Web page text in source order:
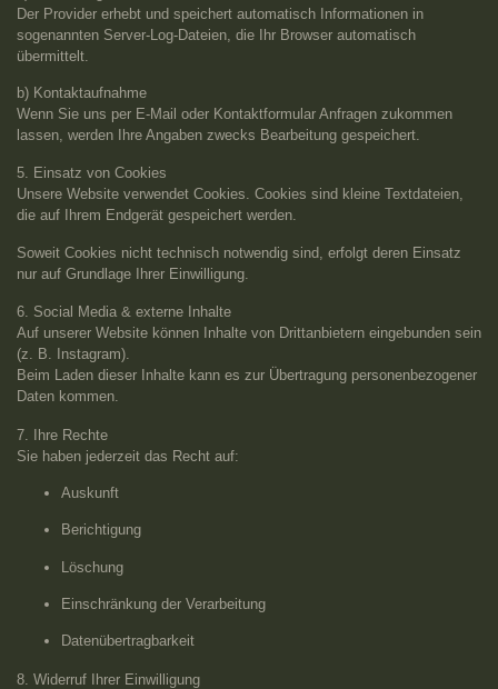
Der Provider erhebt und speichert automatisch Informationen in
sogenannten Server-Log-Dateien, die Ihr Browser automatisch
übermittelt.
b) Kontaktaufnahme
Wenn Sie uns per E-Mail oder Kontaktformular Anfragen zukommen
lassen, werden Ihre Angaben zwecks Bearbeitung gespeichert.
5. Einsatz von Cookies
Unsere Website verwendet Cookies. Cookies sind kleine Textdateien,
die auf Ihrem Endgerät gespeichert werden.
Soweit Cookies nicht technisch notwendig sind, erfolgt deren Einsatz
nur auf Grundlage Ihrer Einwilligung.
6. Social Media & externe Inhalte
Auf unserer Website können Inhalte von Drittanbietern eingebunden sein
(z. B. Instagram).
Beim Laden dieser Inhalte kann es zur Übertragung personenbezogener
Daten kommen.
7. Ihre Rechte
Sie haben jederzeit das Recht auf:
Auskunft
Berichtigung
Löschung
Einschränkung der Verarbeitung
Datenübertragbarkeit
8. Widerruf Ihrer Einwilligung